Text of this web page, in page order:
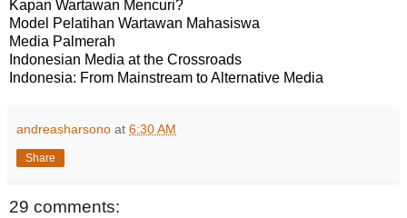
Kapan Wartawan Mencuri?
Model Pelatihan Wartawan Mahasiswa
Media Palmerah
Indonesian Media at the Crossroads
Indonesia: From Mainstream to Alternative Media
andreasharsono at 6:30 AM
Share
29 comments: